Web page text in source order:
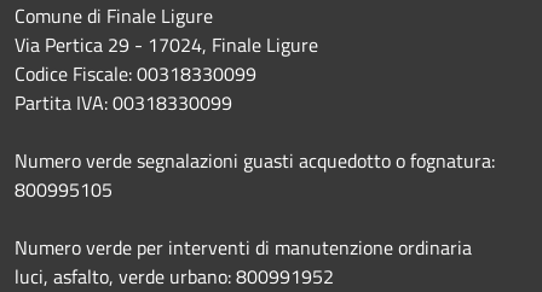
Comune di Finale Ligure
Via Pertica 29 - 17024, Finale Ligure
Codice Fiscale: 00318330099
Partita IVA: 00318330099
Numero verde segnalazioni guasti acquedotto o fognatura:
800995105
Numero verde per interventi di manutenzione ordinaria
luci, asfalto, verde urbano: 800991952